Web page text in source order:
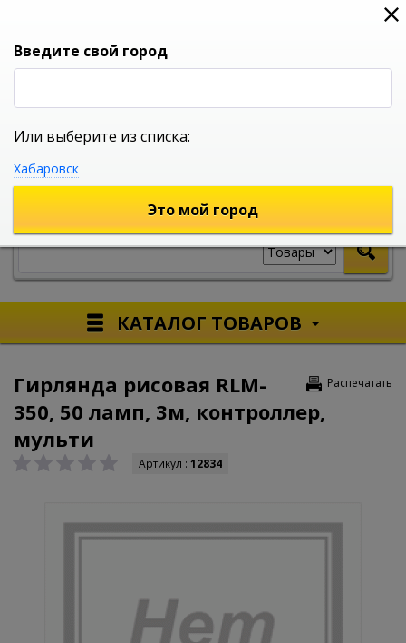
0
УНИВЕРСАЛЬНЫЙ ИНТЕРНЕТ МАГАЗИН
КАТАЛОГ ТОВАРОВ
Распечатать
Гирлянда рисовая RLM-
350, 50 ламп, 3м, контроллер,
мульти
Артикул : 12834
Введите свой город
Или выберите из списка:
Хабаровск
Это мой город